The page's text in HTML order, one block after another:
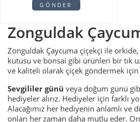
GÖNDER
Zonguldak
Zonguldak Çaycuma çiçekçi ile
kutusu ve bonsai gibi ürünleri bir tık
ve kaliteli olarak çiçek göndermek için
Sevgililer günü veya doğum günü
hediyeler alırız. Hediyeler için farklı
Alacağımız her hediyenin anlamlı ve
onları her zaman daha mutlu eder.